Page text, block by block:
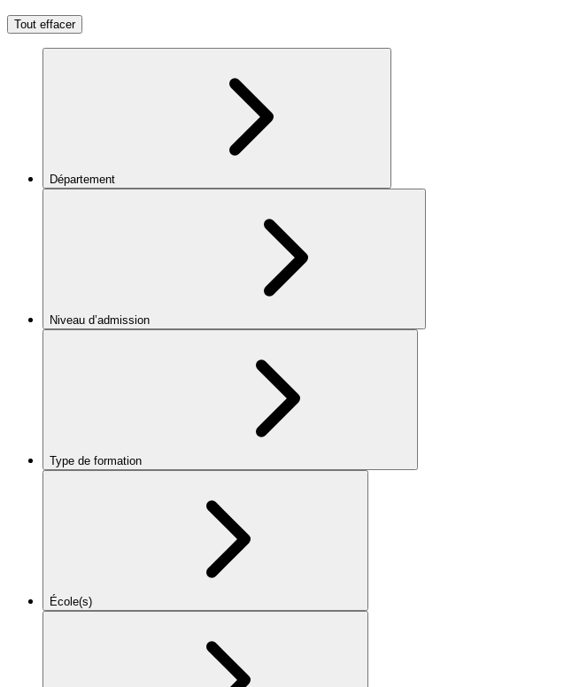
Tout effacer
Département
Niveau d’admission
Type de formation
École(s)